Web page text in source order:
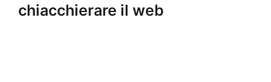
chiacchierare il web